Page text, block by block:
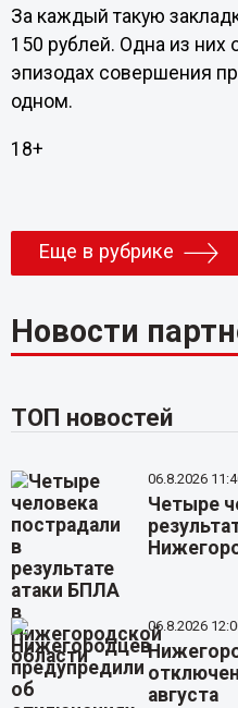
За каждый такую
150 рублей. Одна из них
эпизодах совершения
одном.
18+
Еще в рубрике
Новости
ТОП новостей
06.8.2026
Четыре
06.8.2026
августа